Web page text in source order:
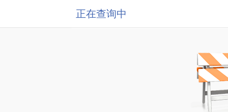
正在查询中